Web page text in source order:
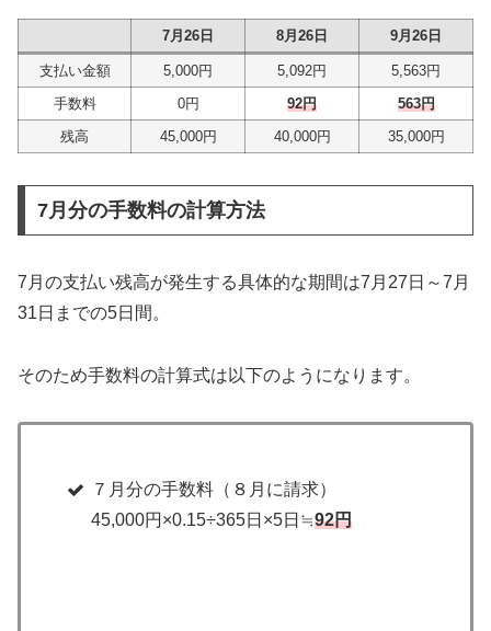
7月26日 8月26日 9月26日
支払い金額 5,000円 5,092円
5,563円
手数料
0円 92円
563円
残高
45,000円 40,000円 35,000円
7月分の手数料の計算方法
7月の支払い残高が発生する具体的な期間は7月27日～7月
31日までの5日間。
そのため手数料の計算式は以下のようになります。
７月分の手数料（８月に請求）
45,000円×0.15÷365日×5日≒92円